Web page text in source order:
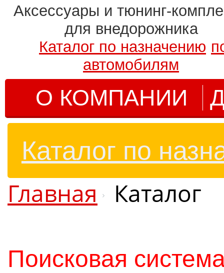
Аксессуары и тюнинг-
для внедорожника
Каталог по назначению
автомобилям
О КОМПАНИИ
Каталог по
Главная Каталог
Поисковая